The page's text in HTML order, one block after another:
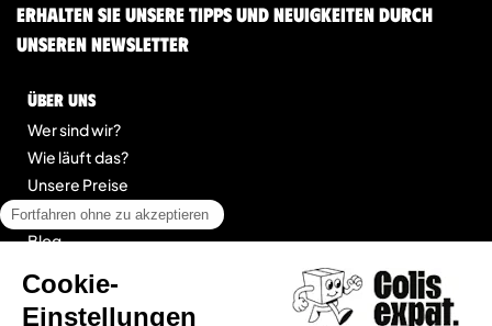
Erhalten Sie unsere Tipps und Neuigkeiten durch
unseren Newsletter
Über uns
Wer sind wir?
Wie läuft das?
Unsere Preise
Kontakt
Blog
legal